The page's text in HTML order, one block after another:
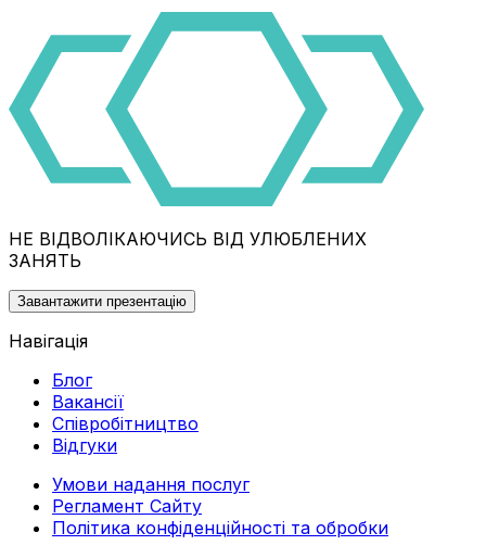
НЕ ВІДВОЛІКАЮЧИСЬ ВІД УЛЮБЛЕНИХ
ЗАНЯТЬ
Завантажити презентацію
Навігація
Блог
Вакансії
Співробітництво
Відгуки
Умови надання послуг
Регламент Сайту
Політика конфіденційності та обробки